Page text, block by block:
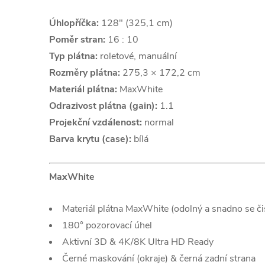
Úhlopříčka: 128" (325,1 cm)
Poměr stran: 16 : 10
Typ plátna: roletové, manuální
Rozměry plátna: 275,3 × 172,2 cm
Materiál plátna: MaxWhite
Odrazivost plátna (gain): 1.1
Projekční vzdálenost: normal
Barva krytu (case): bílá
MaxWhite
Materiál plátna MaxWhite (odolný a snadno se
180° pozorovací úhel
Aktivní 3D & 4K/8K Ultra HD Ready
Černé maskování (okraje) & černá zadní strana